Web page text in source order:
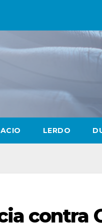
LERDO
contra